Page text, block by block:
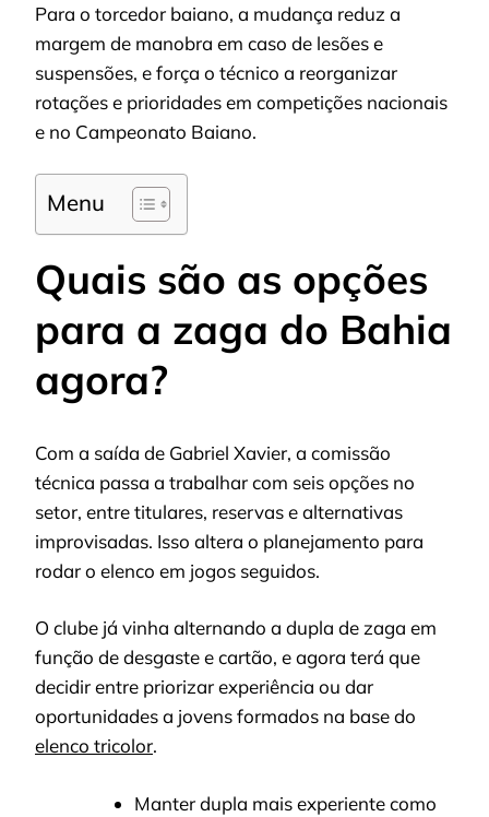
Para o torcedor baiano, a mudança reduz a
margem de manobra em caso de lesões e
suspensões, e força o técnico a reorganizar
rotações e prioridades em competições nacionais
e no Campeonato Baiano.
Menu
Quais são as opções
para a zaga do Bahia
agora?
Com a saída de Gabriel Xavier, a comissão
técnica passa a trabalhar com seis opções no
setor, entre titulares, reservas e alternativas
improvisadas. Isso altera o planejamento para
rodar o elenco em jogos seguidos.
O clube já vinha alternando a dupla de zaga em
função de desgaste e cartão, e agora terá que
decidir entre priorizar experiência ou dar
oportunidades a jovens formados na base do
elenco tricolor.
Manter dupla mais experiente como